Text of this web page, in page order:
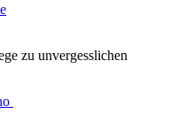
zu unvergesslichen